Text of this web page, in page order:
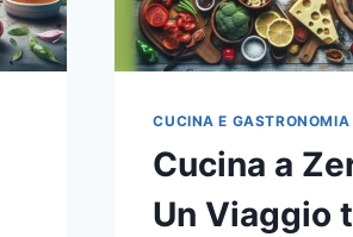
CUCINA E GASTRONOMIA
Cucina a
Un Viaggio